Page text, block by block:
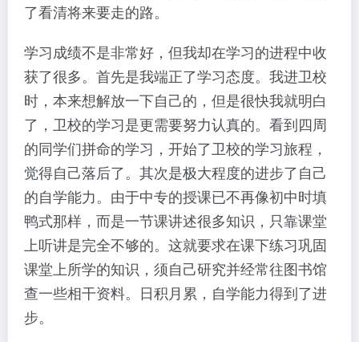
了看清将来要走的路。
学习成绩不是非常好，但我却在学习的进程中收
获了很多。首先是我端正了学习态度。我进卫校
时，本来想解放一下自己的，但是很快我就明白
了，卫校的学习是更需要努力认真的。看到四周
的同学们拼命的学习，开始了卫校的学习旅程，
觉得自己落后了。其次是极大程度的进步了自己
的自学能力。由于中专的授课已不再像初中时填
鸭式那样，而是一节课讲述很多知识，只靠课堂
上听讲是完全不够的。这就要求在课下练习巩固
课堂上所学的知识，须自己研究并经常往图书馆
查一些相干资料。日积月累，自学能力得到了进
步。